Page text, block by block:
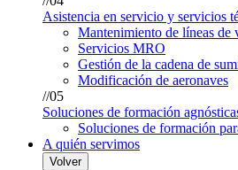
Asistencia en servicio y servicios
Mantenimiento de líneas de
Servicios MRO
Gestión de la cadena de
Modificación de aeronaves
//05
Soluciones de formación
Soluciones de formación
A quién servimos
Volver